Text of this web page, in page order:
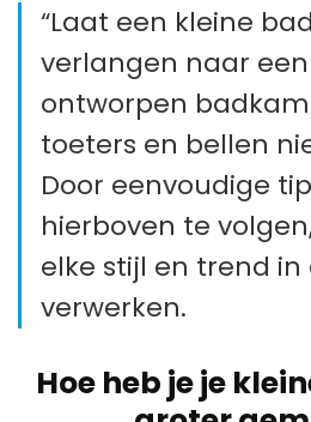
“Laat een kleine
verlangen naar
ontworpen
toeters en bellen
Door eenvoudige
hierboven te
elke stijl en trend
verwerken.
Hoe heb je je